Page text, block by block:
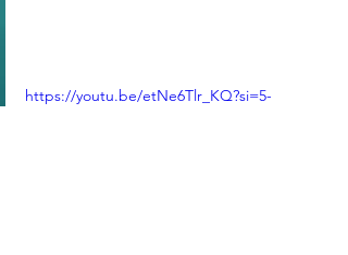
https://youtu.be/etNe6Tlr_KQ?si=5-